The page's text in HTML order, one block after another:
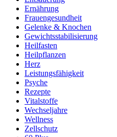
Ernährung
Frauengesundheit
Gelenke & Knochen
Gewichtsstabilisierung
Heilfasten
Heilpflanzen
Herz
Leistungsfähigkeit
Psyche
Rezepte
Vitalstoffe
Wechseljahre
Wellness
Zellschutz